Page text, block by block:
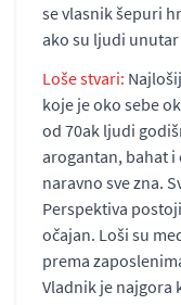
se vlasnik šepuri
ako su ljudi
Loše stvari:
koje je oko sebe
od 70ak ljudi
arogantan, bahat
naravno sve zna.
Perspektiva
očajan. Loši su
prema
Vladnik je najgora